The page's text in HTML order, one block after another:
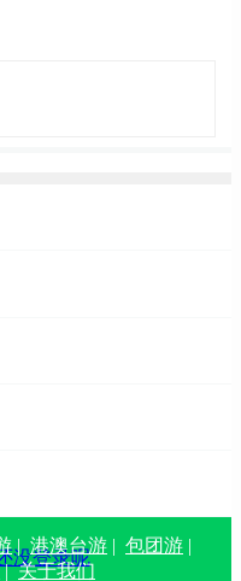
没登录呢
|港澳台游 | 包团游 |
|关于我们